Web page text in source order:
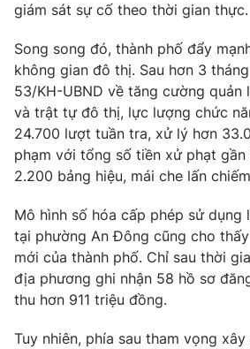
giám sát sự cố theo thời gian thực.
Song song đó, thành phố đẩy
không gian đô thị. Sau hơn 3
53/KH-UBND về tăng cường
và trật tự đô thị, lực lượng chức
24.700 lượt tuần tra, xử lý hơn
phạm với tổng số tiền xử phạt
2.200 bảng hiệu, mái che lấn
Mô hình số hóa cấp phép sử dụng
tại phường An Đông cũng cho
mới của thành phố. Chỉ sau thời
địa phương ghi nhận 58 hồ sơ
thu hơn 911 triệu đồng.
Tuy nhiên, phía sau tham vọng